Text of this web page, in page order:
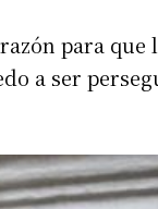
para que
a ser